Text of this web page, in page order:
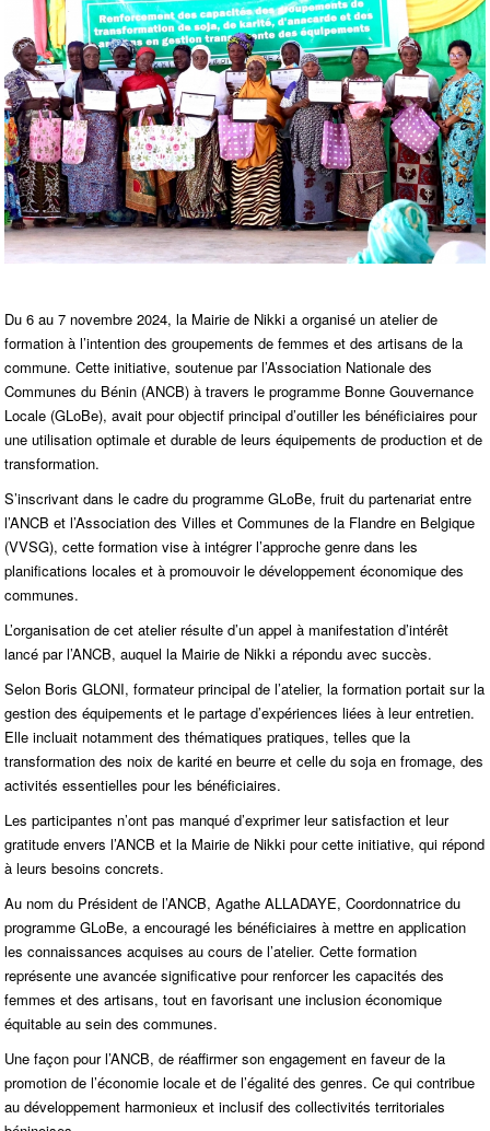
Du 6 au 7 novembre 2024, la Mairie de Nikki a organisé un atelier de
formation à l’intention des groupements de femmes et des artisans de la
commune. Cette initiative, soutenue par l’Association Nationale des
Communes du Bénin (ANCB) à travers le programme Bonne Gouvernance
Locale (GLoBe), avait pour objectif principal d’outiller les bénéficiaires pour
une utilisation optimale et durable de leurs équipements de production et de
transformation.
S’inscrivant dans le cadre du programme GLoBe, fruit du partenariat entre
l’ANCB et l’Association des Villes et Communes de la Flandre en Belgique
(VVSG), cette formation vise à intégrer l’approche genre dans les
planifications locales et à promouvoir le développement économique des
communes.
L’organisation de cet atelier résulte d’un appel à manifestation d’intérêt
lancé par l’ANCB, auquel la Mairie de Nikki a répondu avec succès.
Selon Boris GLONI, formateur principal de l’atelier, la formation portait sur la
gestion des équipements et le partage d’expériences liées à leur entretien.
Elle incluait notamment des thématiques pratiques, telles que la
transformation des noix de karité en beurre et celle du soja en fromage, des
activités essentielles pour les bénéficiaires.
Les participantes n’ont pas manqué d’exprimer leur satisfaction et leur
gratitude envers l’ANCB et la Mairie de Nikki pour cette initiative, qui répond
à leurs besoins concrets.
Au nom du Président de l’ANCB, Agathe ALLADAYE, Coordonnatrice du
programme GLoBe, a encouragé les bénéficiaires à mettre en application
les connaissances acquises au cours de l’atelier. Cette formation
représente une avancée significative pour renforcer les capacités des
femmes et des artisans, tout en favorisant une inclusion économique
équitable au sein des communes.
Une façon pour l’ANCB, de réaffirmer son engagement en faveur de la
promotion de l’économie locale et de l’égalité des genres. Ce qui contribue
au développement harmonieux et inclusif des collectivités territoriales